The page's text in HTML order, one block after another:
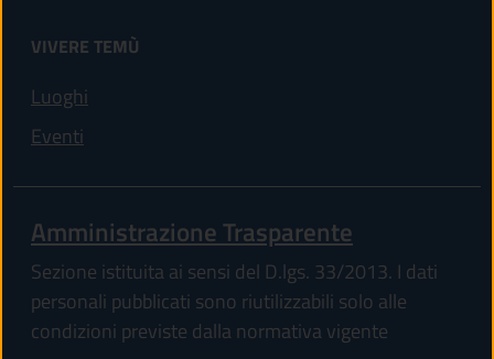
VIVERE TEMÙ
Luoghi
Eventi
Amministrazione Trasparente
Sezione istituita ai sensi del D.lgs. 33/2013. I dati
personali pubblicati sono riutilizzabili solo alle
condizioni previste dalla normativa vigente